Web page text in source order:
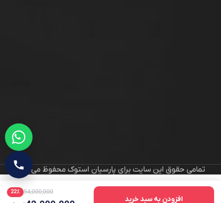
افزودن به سبد خرید
22٪ 54,000,000
تمامی حقوق این سایت برای پارسیان استوک محفوظ می‌باشد